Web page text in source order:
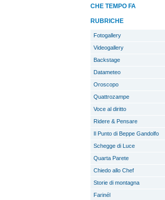
CHE TEMPO FA
RUBRICHE
Fotogallery
Videogallery
Backstage
Datameteo
Oroscopo
Quattrozampe
Voce al diritto
Ridere & Pensare
Il Punto di Beppe Gandolfo
Schegge di Luce
Quarta Parete
Chiedo allo Chef
Storie di montagna
Farinél